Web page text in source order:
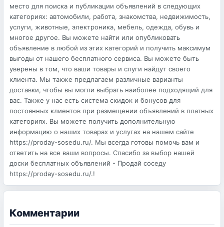
место для поиска и публикации объявлений в следующих
категориях: автомобили, работа, знакомства, недвижимость,
услуги, животные, электроника, мебель, одежда, обувь и
многое другое. Вы можете найти или опубликовать
объявление в любой из этих категорий и получить максимум
выгоды от нашего бесплатного сервиса. Вы можете быть
уверены в том, что ваши товары и слуги найдут своего
клиента. Мы также предлагаем различные варианты
доставки, чтобы вы могли выбрать наиболее подходящий для
вас. Также у нас есть система скидок и бонусов для
постоянных клиентов при размещении объявлений в платных
категориях. Вы можете получить дополнительную
информацию о наших товарах и услугах на нашем сайте
https://proday-sosedu.ru/. Мы всегда готовы помочь вам и
ответить на все ваши вопросы. Спасибо за выбор нашей
доски бесплатных объявлений - Продай соседу
https://proday-sosedu.ru/.!
Комментарии